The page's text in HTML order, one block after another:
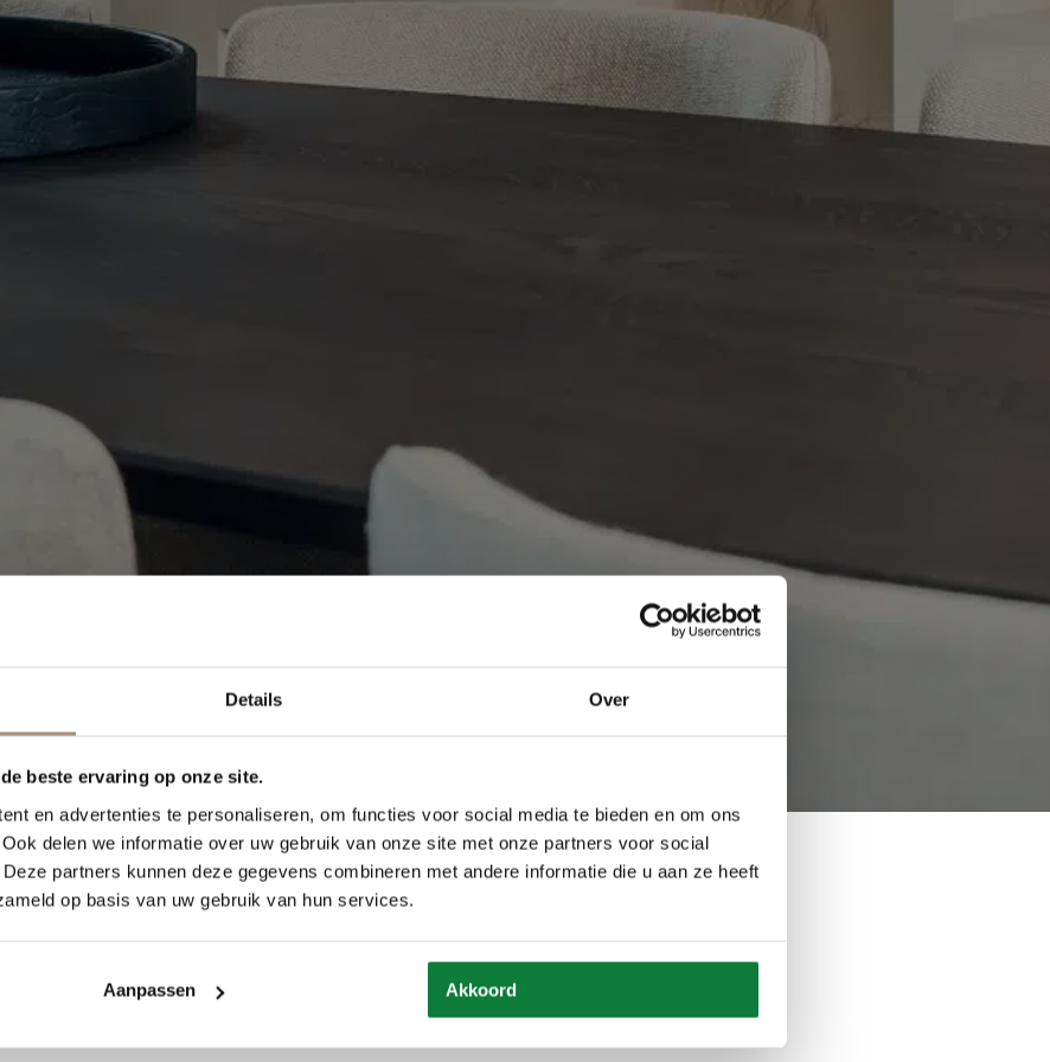
Details Over
beste ervaring op onze site.
en advertenties te personaliseren, om functies voor social media te bieden en om ons
delen we informatie over uw gebruik van onze site met onze partners voor social
partners kunnen deze gegevens combineren met andere informatie die u aan ze heeft
op basis van uw gebruik van hun services.
Aanpassen Akkoord